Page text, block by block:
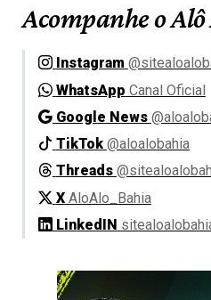
Acompanhe o
Instagram
WhatsApp Canal Oficial
Google News
TikTok @aloalobahia
Threads
X AloAlo_Bahia
LinkedIN